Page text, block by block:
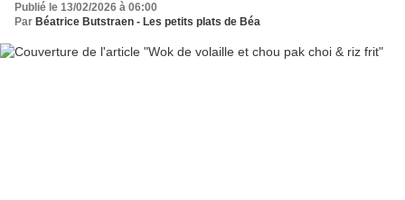
Publié le 13/02/2026 à 06:00
Par Béatrice Butstraen - Les petits plats de Béa